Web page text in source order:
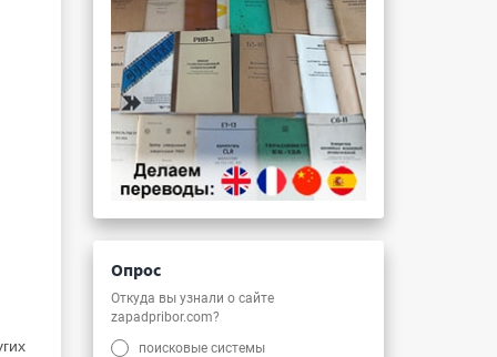
Опрос
Откуда вы узнали о сайте
zapadpribor.com?
поисковые системы